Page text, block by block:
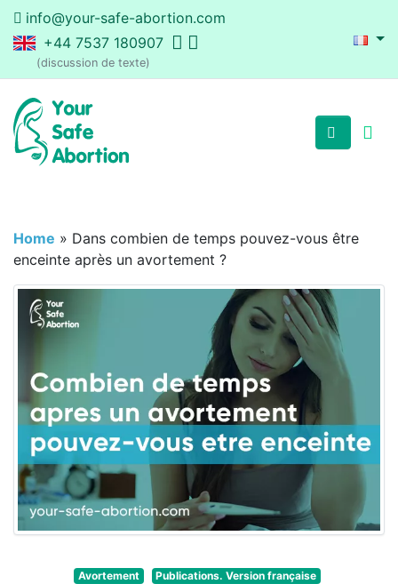
info@your-safe-abortion.com
+44 7537 180907
(discussion de texte)
Home » Dans combien de temps pouvez-vous être
enceinte après un avortement ?
Avortement Publications. Version française